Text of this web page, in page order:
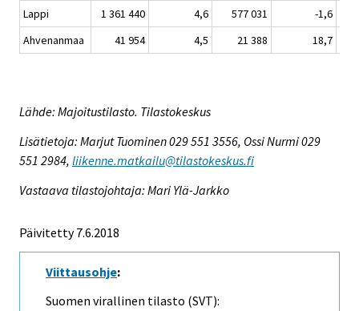
Lappi
1 361 440 4,6 577 031 -1,6
Ahvenanmaa
41 954 4,5 21 388 18,7
Lähde: Majoitustilasto. Tilastokeskus
Lisätietoja: Marjut Tuominen 029 551 3556, Ossi Nurmi 029
551 2984, liikenne.matkailu@tilastokeskus.fi
Vastaava tilastojohtaja: Mari Ylä-Jarkko
Päivitetty 7.6.2018
Viittausohje:
Suomen virallinen tilasto (SVT):